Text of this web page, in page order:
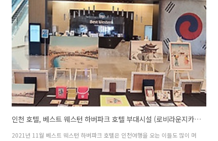
기억이 남을 수 있었다. 주변을 직접 돌아다녀보니 의외로 볼거리가 상당히 많
아서 여기저기 구경하느라 시간가는 줄 모를 정도로 인천 베스트 웨스턴 하버
파크 호텔 주변에는 가볼 만한 ..
인천 호텔, 베스트 웨스턴 하버파크 호텔 부대시설 (로비라운지카페, 북라운지, 비즈니스센터, 포토존, 더 하버 조식당등)
2021년 11월 베스트 웨스턴 하버파크 호텔은 인천여행을 오는 이들도 많이 머